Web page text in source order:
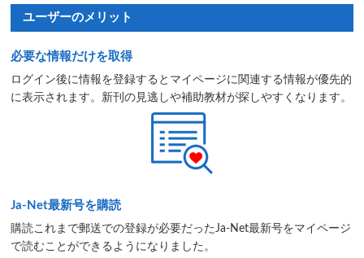
ユーザーのメリット
必要な情報だけを取得
ログイン後に情報を登録するとマイページに関連する情報が優先的
に表示されます。新刊の見逃しや補助教材が探しやすくなります。
Ja-Net最新号を購読
購読これまで郵送での登録が必要だったJa-Net最新号をマイページ
で読むことができるようになりました。